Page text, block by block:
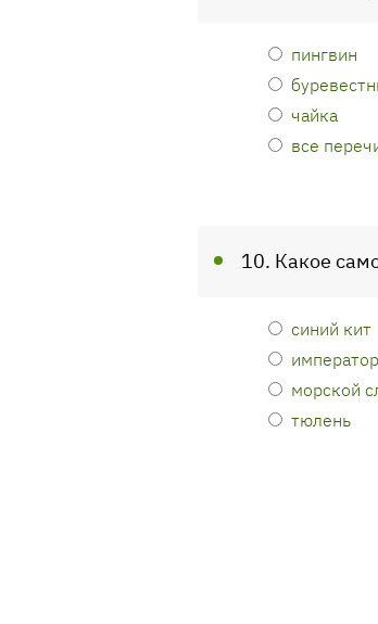
пингвин
чайка
все
10. Какое
синий кит
морской
тюлень